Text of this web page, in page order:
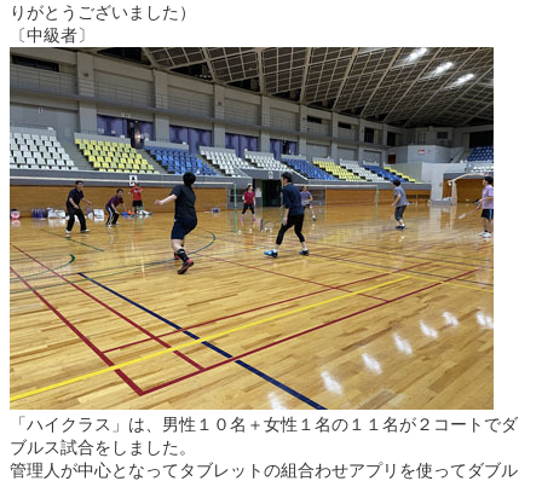
りがとうございました）
〔中級者〕
「ハイクラス」は、男性１０名＋女性１名の１１名が２コートでダ
ブルス試合をしました。
管理人が中心となってタブレットの組合わせアプリを使ってダブル